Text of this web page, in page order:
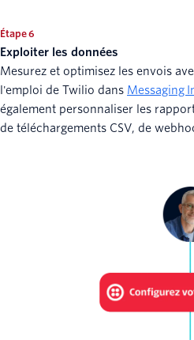
Étape 6
Exploiter les données
Mesurez et optimisez les envois
l'emploi de Twilio dans Messaging
également personnaliser les
de téléchargements CSV, de